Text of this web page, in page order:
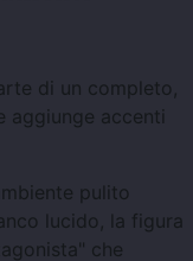
di un completo,
accenti
pulito
lucido, la figura
che